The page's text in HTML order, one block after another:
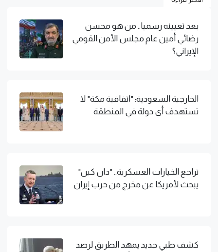
بعد تعيينه رسميا.. من هو محسن
رضائي أمين عام مجلس الأمن القومي
الإيراني؟
الخارجية السعودية: "اتفاقية مكة" لا
تستهدف أي دولة في المنطقة
تراجع الخيارات العسكرية.. "دان كين"
يبحث لأمريكا عن مخرج من حرب إيران
كشف طبي جديد يمهد الطريق لرصد